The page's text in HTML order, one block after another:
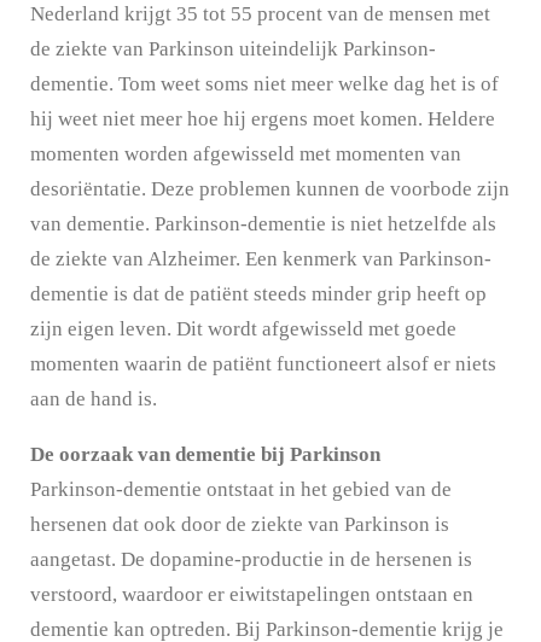
Nederland krijgt 35 tot 55 procent van de mensen met
de ziekte van Parkinson uiteindelijk Parkinson-
dementie. Tom weet soms niet meer welke dag het is of
hij weet niet meer hoe hij ergens moet komen. Heldere
momenten worden afgewisseld met momenten van
desoriëntatie. Deze problemen kunnen de voorbode zijn
van dementie. Parkinson-dementie is niet hetzelfde als
de ziekte van Alzheimer. Een kenmerk van Parkinson-
dementie is dat de patiënt steeds minder grip heeft op
zijn eigen leven. Dit wordt afgewisseld met goede
momenten waarin de patiënt functioneert alsof er niets
aan de hand is.
De oorzaak van dementie bij Parkinson
Parkinson-dementie ontstaat in het gebied van de
hersenen dat ook door de ziekte van Parkinson is
aangetast. De dopamine-productie in de hersenen is
verstoord, waardoor er eiwitstapelingen ontstaan en
dementie kan optreden. Bij Parkinson-dementie krijg je